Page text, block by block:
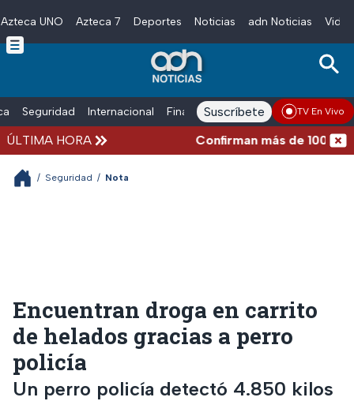
Skip to main content
Azteca UNO Azteca 7 Deportes Noticias adn Noticias
Seguridad Internacional Finanzas adn Noticias Radio
Suscríbete TV En Vivo
ÚLTIMA HORA Confirman más de 100
/ Seguridad / Nota
Encuentran droga en carrito
de helados gracias a perro
policía
Un perro policía detectó 4.850 kilos